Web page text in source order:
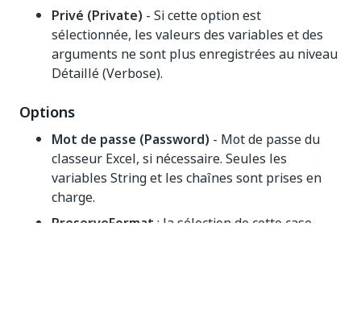
Privé (Private) - Si cette option est
sélectionnée, les valeurs des variables et des
arguments ne sont plus enregistrées au niveau
Détaillé (Verbose).
Options
Mot de passe (Password) - Mot de passe du
classeur Excel, si nécessaire. Seules les
variables String et les chaînes sont prises en
charge.
PreserveFormat : la sélection de cette case